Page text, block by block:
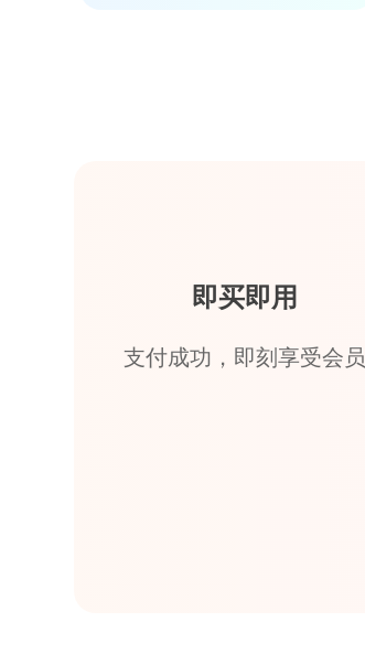
即买即用
支付成功，即刻享受会员